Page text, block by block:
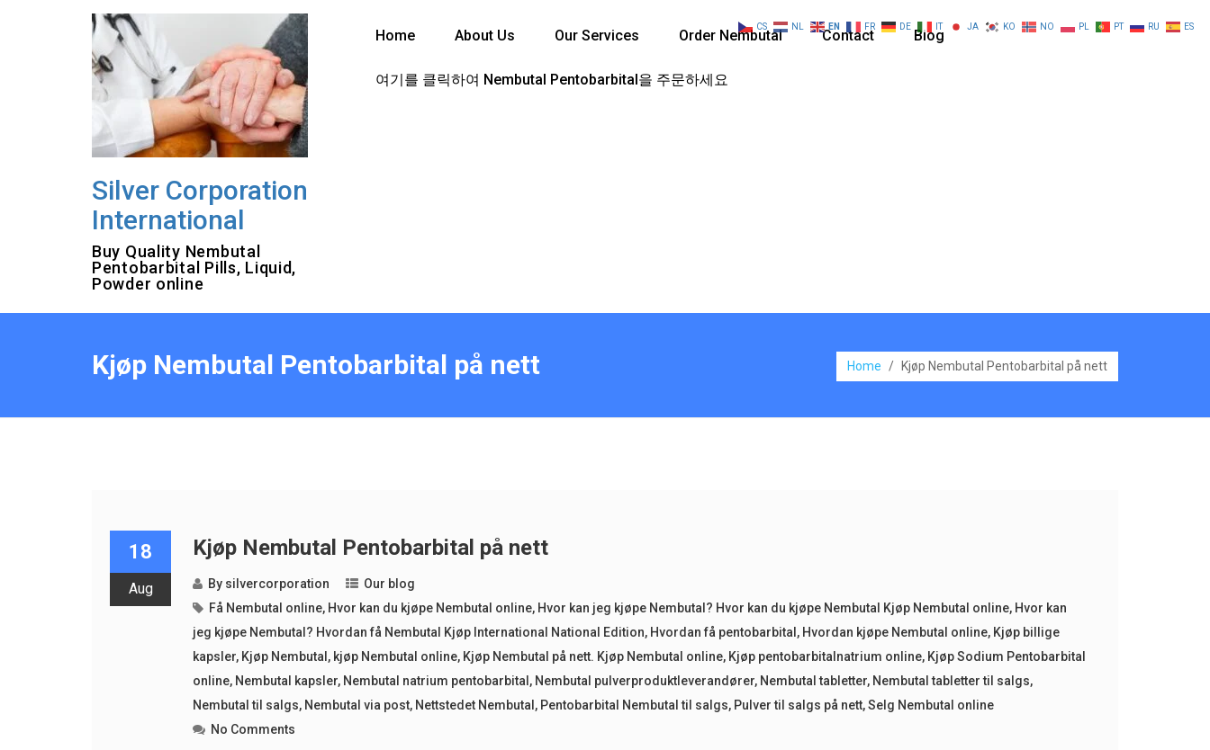
Silver Corporation
International
Buy Quality Nembutal
Pentobarbital Pills, Liquid,
Powder online
Home About Us Our Services Order Nembutal Contact Blog
여기를 클릭하여 Nembutal Pentobarbital을 주문하세요
Kjøp Nembutal Pentobarbital på nett Home / Kjøp Nembutal Pentobarbital på nett
18
Aug
Kjøp Nembutal Pentobarbital på nett
By silvercorporation
Our blog
Få Nembutal online, Hvor kan du kjøpe Nembutal online, Hvor kan jeg kjøpe Nembutal? Hvor kan du kjøpe Nembutal Kjøp Nembutal online, Hvor kan
jeg kjøpe Nembutal? Hvordan få Nembutal Kjøp International National Edition, Hvordan få pentobarbital , Hvordan kjøpe Nembutal online, Kjøp billige
kapsler, Kjøp Nembutal , kjøp Nembutal online, Kjøp Nembutal på nett. Kjøp Nembutal online, Kjøp pentobarbitalnatrium online, Kjøp Sodium Pentobarbital
online, Nembutal kapsler, Nembutal natrium pentobarbital , Nembutal pulverproduktleverandører, Nembutal tabletter, Nembutal tabletter til salgs,
Nembutal til salgs, Nembutal via post, Nettstedet Nembutal , Pentobarbital Nembutal til salgs, Pulver til salgs på nett,Selg Nembutal online
No Comments
CS NL EN FR DE IT JA KO NO PL PT RU ES